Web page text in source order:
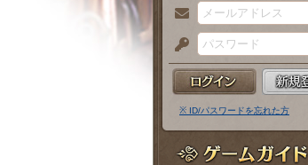
メ
ー
ル
ア
ド
パ
ス
ー
※ ID/パスワードを忘れた方